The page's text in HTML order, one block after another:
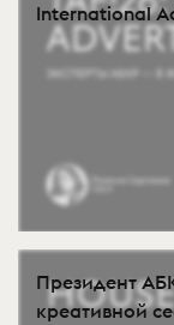
International
Президент
креативной